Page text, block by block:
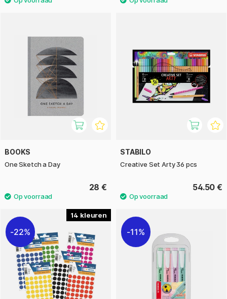
BOOKS
One Sketch a Day
28 €
STABILO
Creative Set Arty 36 pcs
54.50 €
14
22% 11%